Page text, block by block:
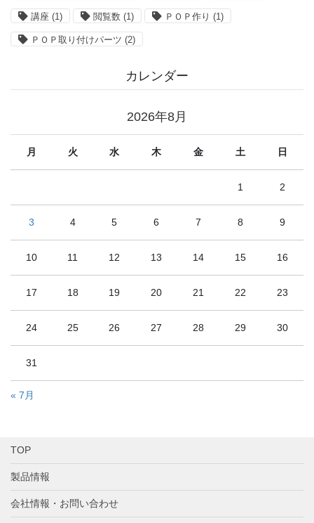
講座 (1) 閲覧数 (1) ＰＯＰ作り (1)
ＰＯＰ取り付けパーツ (2)
カレンダー
2026年8月
月 火 水 木 金 土 日
1 2
3 4 5 6 7 8 9
10 11 12 13 14 15 16
17 18 19 20 21 22 23
24 25 26 27 28 29 30
31
« 7月
TOP
製品情報
会社情報・お問い合わせ